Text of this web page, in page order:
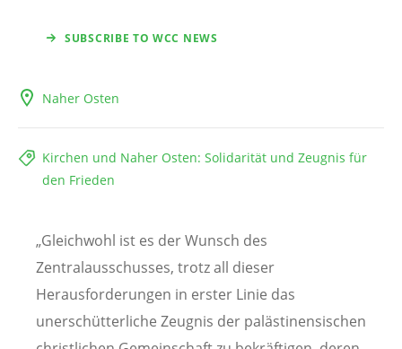
SUBSCRIBE TO WCC NEWS
Naher Osten
Kirchen und Naher Osten: Solidarität und Zeugnis für
den Frieden
„Gleichwohl ist es der Wunsch des
Zentralausschusses, trotz all dieser
Herausforderungen in erster Linie das
unerschütterliche Zeugnis der palästinensischen